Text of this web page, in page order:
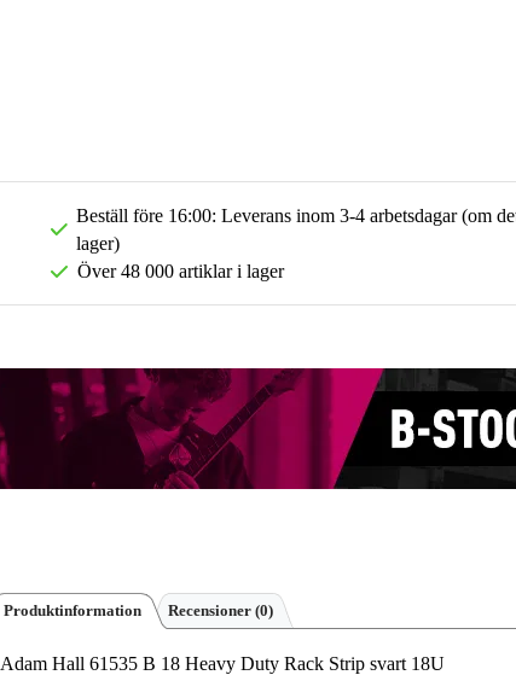
Beställ före 16:00: Leverans inom 3-4 arbetsdagar (om
lager)
Över 48 000 artiklar i lager
Produktinformation Recensioner (0)
Adam Hall 61535 B 18 Heavy Duty Rack Strip svart 18U